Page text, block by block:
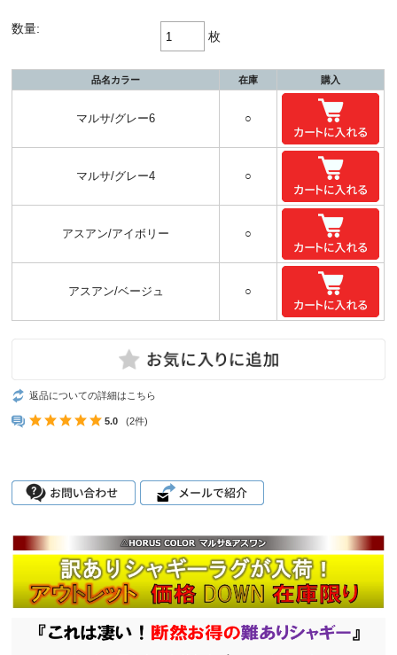
数量:
枚
品名カラー 在庫 購入
マルサ/グレー6 ○
マルサ/グレー4 ○
アスアン/アイボリー ○
アスアン/ベージュ ○
返品についての詳細はこちら
5.0 (2件)